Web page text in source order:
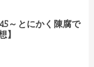
～とにかく陳腐で
】